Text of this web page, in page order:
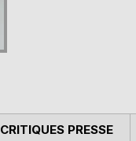
CRITIQUES PRESSE